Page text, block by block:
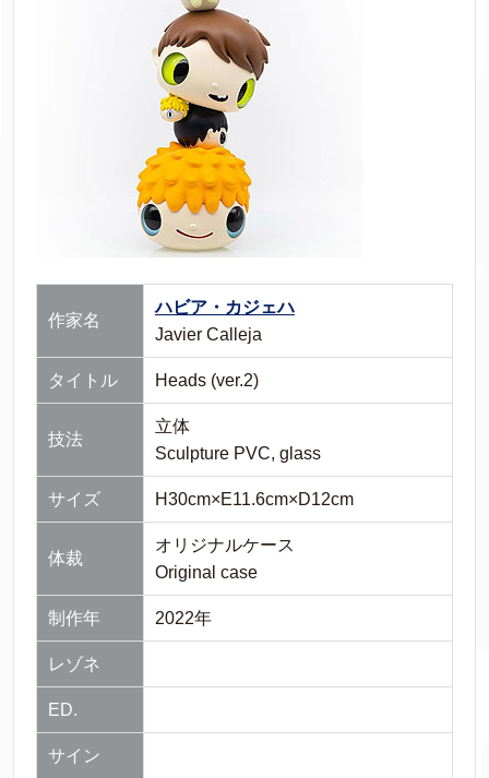
作家名
ハビア・カジェハ
Javier Calleja
タイトル Heads (ver.2)
技法
立体
Sculpture PVC, glass
サイズ H30cm×E11.6cm×D12cm
体裁
オリジナルケース
Original case
制作年 2022年
レゾネ
ED.
サイン